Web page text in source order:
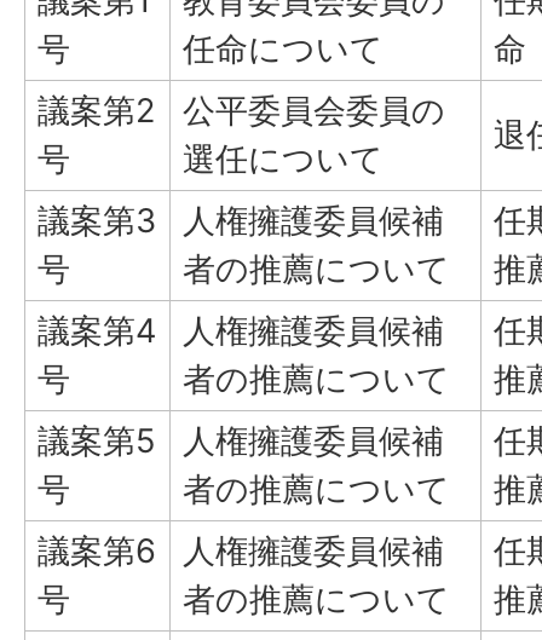
号
任命について
命
議案第2
号
公平委員会委員の
選任について
退
議案第3
号
人権擁護委員候補
者の推薦について
任
推
議案第4
号
人権擁護委員候補
者の推薦について
任
推
議案第5
号
人権擁護委員候補
者の推薦について
任
推
議案第6
号
人権擁護委員候補
者の推薦について
任
推